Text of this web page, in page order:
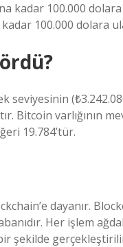
kadar 100.000
100.000 dolara
Bitcoin varlığının
19.784’tür.
dayanır.
Her işlem
şekilde